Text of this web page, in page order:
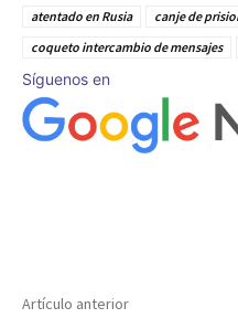
atentado en Rusia
canje de
coqueto intercambio de mensajes
Síguenos en
Artículo anterior